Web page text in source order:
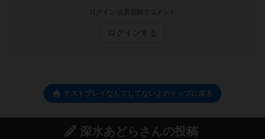
ログイン/会員登録でコメント
ログインする
テストプレイなんてしてないよのトップに戻る
深水あどらさんの投稿